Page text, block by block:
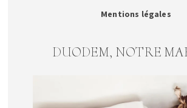
Mentions légales
DUODEM, NOTRE